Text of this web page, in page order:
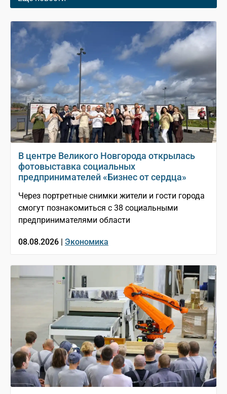
В центре Великого Новгорода открылась
фотовыставка социальных
предпринимателей «Бизнес от сердца»
Через портретные снимки жители и гости города
смогут познакомиться с 38 социальными
предпринимателями области
08.08.2026 | Экономика